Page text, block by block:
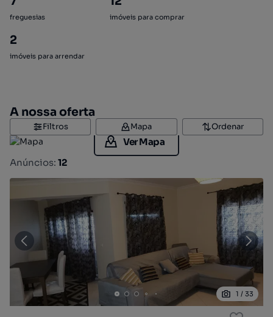
freguesias imóveis para comprar
2
imóveis para arrendar
A nossa oferta
Filtros Mapa Ordenar
Ver Mapa
Anúncios: 12
1 / 33